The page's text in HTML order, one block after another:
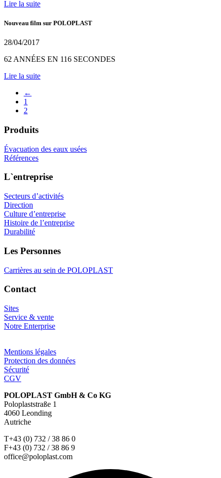
Lire la suite
Nouveau film sur POLOPLAST
28/04/2017
62 ANNÉES EN 116 SECONDES
Lire la suite
←
1
2
Produits
Évacuation des eaux usées
Références
L`entreprise
Secteurs d’activités
Direction
Culture d’entreprise
Histoire de l’entreprise
Durabilité
Les Personnes
Carrières au sein de POLOPLAST
Contact
Sites
Service & vente
Notre Enterprise
Mentions légales
Protection des données
Sécurité
CGV
POLOPLAST GmbH & Co KG
Poloplaststraße 1
4060 Leonding
Autriche
T+43 (0) 732 / 38 86 0
F+43 (0) 732 / 38 86 9
office@poloplast.com